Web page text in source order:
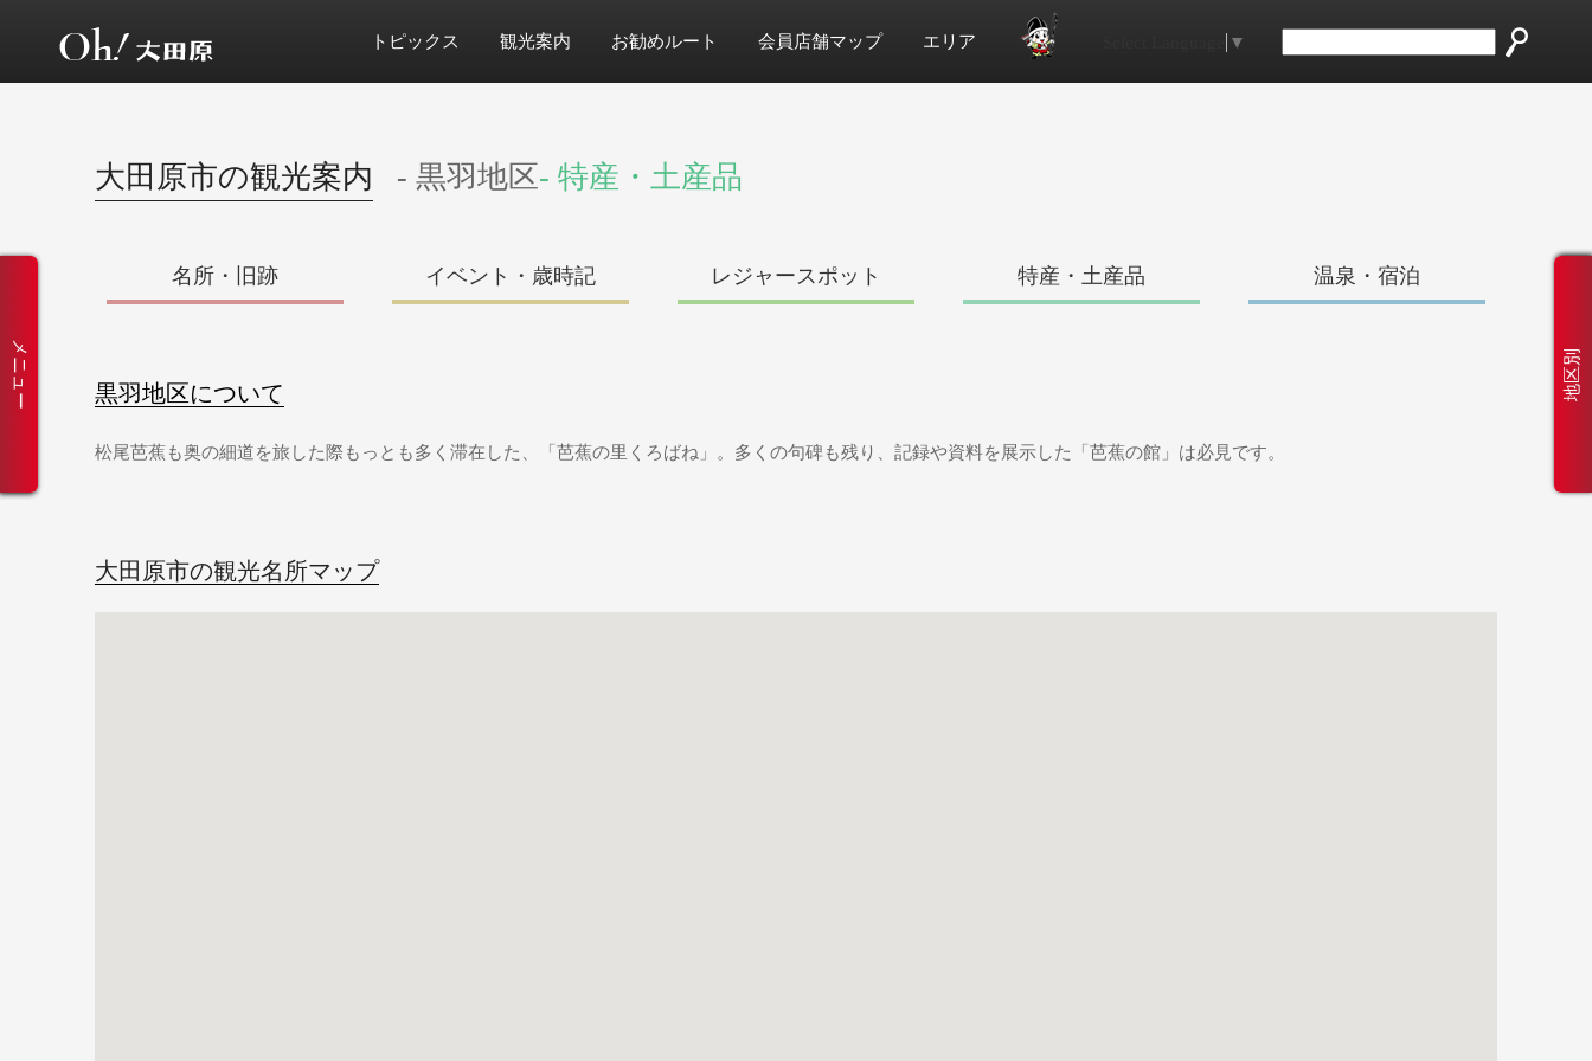
トピックス 観光案内 お勧めルート 会員店舗マップ エリア ▼
メニュー 地区別
大田原市の観光案内 - 黒羽地区- 特産・土産品
名所・旧跡 イベント・歳時記 レジャースポット 特産・土産品 温泉・宿泊
黒羽地区について
松尾芭蕉も奥の細道を旅した際もっとも多く滞在した、「芭蕉の里くろばね」。多くの句碑も残り、記録や資料を展示した「芭蕉の館」は必見です。
大田原市の観光名所マップ